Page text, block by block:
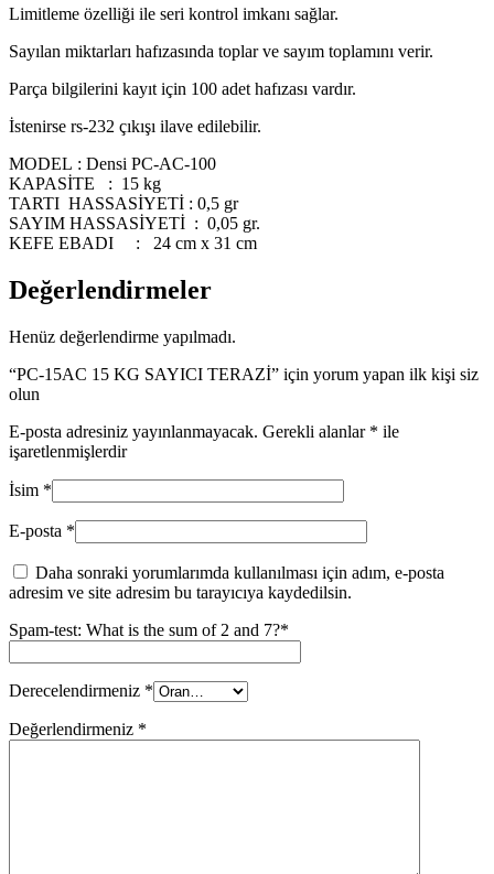
Limitleme özelliği ile seri kontrol imkanı sağlar.
Sayılan miktarları hafızasında toplar ve sayım toplamını verir.
Parça bilgilerini kayıt için 100 adet hafızası vardır.
İstenirse rs-232 çıkışı ilave edilebilir.
MODEL : Densi PC-AC-100
KAPASİTE : 15 kg
TARTI HASSASİYETİ : 0,5 gr
SAYIM HASSASİYETİ : 0,05 gr.
KEFE EBADI : 24 cm x 31 cm
Değerlendirmeler
Henüz değerlendirme yapılmadı.
“PC-15AC 15 KG SAYICI TERAZİ” için yorum yapan ilk kişi siz
olun
E-posta adresiniz yayınlanmayacak. Gerekli alanlar * ile
işaretlenmişlerdir
İsim *
E-posta *
Daha sonraki yorumlarımda kullanılması için adım, e-posta
adresim ve site adresim bu tarayıcıya kaydedilsin.
Spam-test: What is the sum of 2 and 7?*
Derecelendirmeniz *
Değerlendirmeniz *